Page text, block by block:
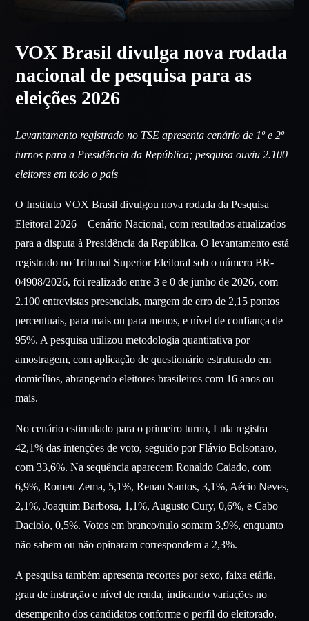
VOX Brasil divulga nova rodada
nacional de pesquisa para as
eleições 2026
Levantamento registrado no TSE apresenta cenário de 1º e 2º
turnos para a Presidência da República; pesquisa ouviu 2.100
eleitores em todo o país
O Instituto VOX Brasil divulgou nova rodada da Pesquisa
Eleitoral 2026 – Cenário Nacional, com resultados atualizados
para a disputa à Presidência da República. O levantamento está
registrado no Tribunal Superior Eleitoral sob o número BR-
04908/2026, foi realizado entre 3 e 0 de junho de 2026, com
2.100 entrevistas presenciais, margem de erro de 2,15 pontos
percentuais, para mais ou para menos, e nível de confiança de
95%. A pesquisa utilizou metodologia quantitativa por
amostragem, com aplicação de questionário estruturado em
domicílios, abrangendo eleitores brasileiros com 16 anos ou
mais.
No cenário estimulado para o primeiro turno, Lula registra
42,1% das intenções de voto, seguido por Flávio Bolsonaro,
com 33,6%. Na sequência aparecem Ronaldo Caiado, com
6,9%, Romeu Zema, 5,1%, Renan Santos, 3,1%, Aécio Neves,
2,1%, Joaquim Barbosa, 1,1%, Augusto Cury, 0,6%, e Cabo
Daciolo, 0,5%. Votos em branco/nulo somam 3,9%, enquanto
não sabem ou não opinaram correspondem a 2,3%.
A pesquisa também apresenta recortes por sexo, faixa etária,
grau de instrução e nível de renda, indicando variações no
desempenho dos candidatos conforme o perfil do eleitorado.